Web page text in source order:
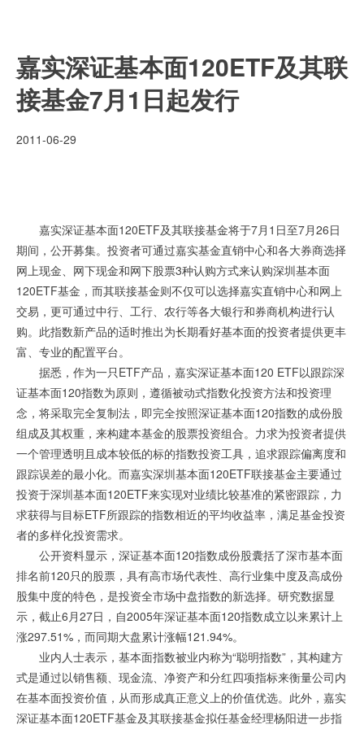
嘉实深证基本面120ETF及其联
接基金7月1日起发行
2011-06-29
嘉实深证基本面120ETF及其联接基金将于7月1日至7月26日
期间，公开募集。投资者可通过嘉实基金直销中心和各大券商选择
网上现金、网下现金和网下股票3种认购方式来认购深圳基本面
120ETF基金，而其联接基金则不仅可以选择嘉实直销中心和网上
交易，更可通过中行、工行、农行等各大银行和券商机构进行认
购。此指数新产品的适时推出为长期看好基本面的投资者提供更丰
富、专业的配置平台。
据悉，作为一只ETF产品，嘉实深证基本面120 ETF以跟踪深
证基本面120指数为原则，遵循被动式指数化投资方法和投资理
念，将采取完全复制法，即完全按照深证基本面120指数的成份股
组成及其权重，来构建本基金的股票投资组合。力求为投资者提供
一个管理透明且成本较低的标的指数投资工具，追求跟踪偏离度和
跟踪误差的最小化。而嘉实深圳基本面120ETF联接基金主要通过
投资于深圳基本面120ETF来实现对业绩比较基准的紧密跟踪，力
求获得与目标ETF所跟踪的指数相近的平均收益率，满足基金投资
者的多样化投资需求。
公开资料显示，深证基本面120指数成份股囊括了深市基本面
排名前120只的股票，具有高市场代表性、高行业集中度及高成份
股集中度的特色，是投资全市场中盘指数的新选择。研究数据显
示，截止6月27日，自2005年深证基本面120指数成立以来累计上
涨297.51%，而同期大盘累计涨幅121.94%。
业内人士表示，基本面指数被业内称为“聪明指数”，其构建方
式是通过以销售额、现金流、净资产和分红四项指标来衡量公司内
在基本面投资价值，从而形成真正意义上的价值优选。此外，嘉实
深证基本面120ETF基金及其联接基金拟任基金经理杨阳进一步指